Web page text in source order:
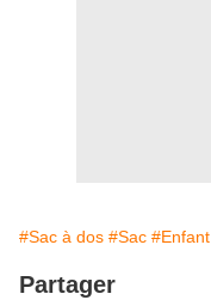
#Sac à dos #Sac #Enfant
Partager